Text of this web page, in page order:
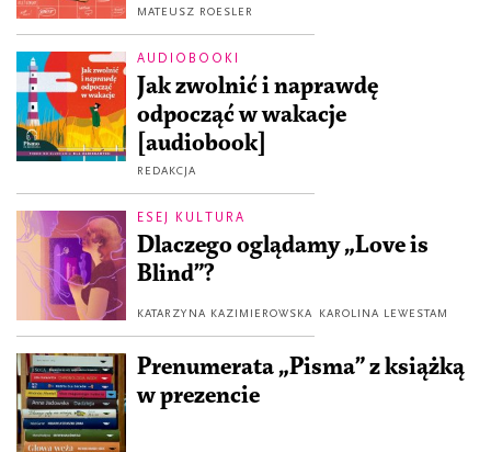
MATEUSZ ROESLER
AUDIOBOOKI
Jak zwolnić i naprawdę
odpocząć w wakacje
[audiobook]
REDAKCJA
ESEJ KULTURA
Dlaczego oglądamy „Love is
Blind”?
KATARZYNA KAZIMIEROWSKA KAROLINA LEWESTAM
Prenumerata „Pisma” z książką
w prezencie